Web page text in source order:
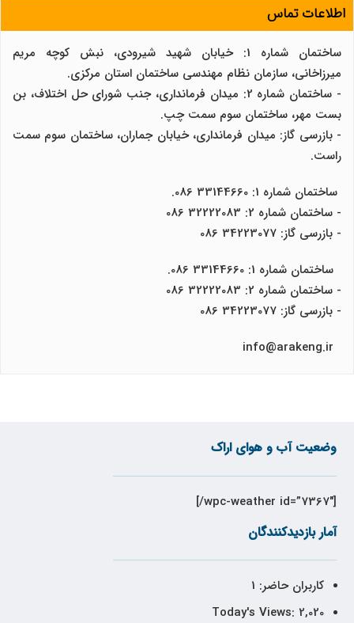
اطلاعات تماس
ساختمان شماره 1: خیابان شهید شیرودی، نبش کوچه مریم
میرزاخانی، سازمان نظام مهندسی ساختمان استان مرکزی.
- ساختمان شماره 2: میدان فرمانداری، جنب شورای حل اختلاف، بن
بست مهر، ساختمان سوم سمت چپ.
- بازرسی گاز: میدان فرمانداری، خیابان جماران، ساختمان سوم سمت
راست.
ساختمان شماره 1: 33144660 086.
- ساختمان شماره 2: 32222083 086
- بازرسی گاز: 34223077 086
ساختمان شماره 1: 33144660 086.
- ساختمان شماره 2: 32222083 086
- بازرسی گاز: 34223077 086
وضعیت آب و هوای اراک
[wpc-weather id=”7367″/]
آمار بازدیدکنندگان
کاربران حاضر: 1
Today's Views: 2,020